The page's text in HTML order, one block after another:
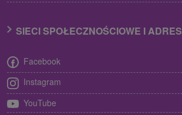
SIECI SPOŁECZNOŚCIOWE I ADRES
Facebook
Instagram
YouTube